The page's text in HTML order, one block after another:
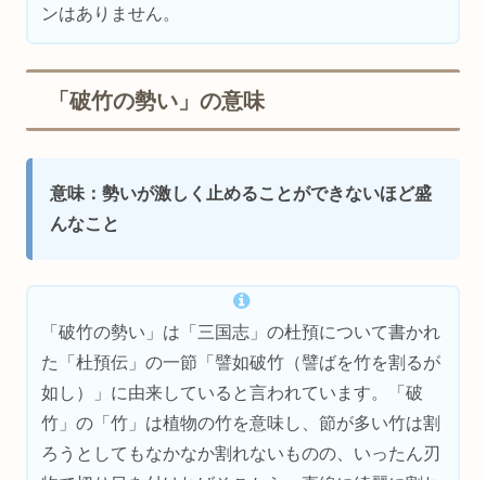
ンはありません。
「破竹の勢い」の意味
意味：勢いが激しく止めることができないほど盛
んなこと
「破竹の勢い」は「三国志」の杜預について書かれ
た「杜預伝」の一節「譬如破竹（譬ばを竹を割るが
如し）」に由来していると言われています。「破
竹」の「竹」は植物の竹を意味し、節が多い竹は割
ろうとしてもなかなか割れないものの、いったん刃